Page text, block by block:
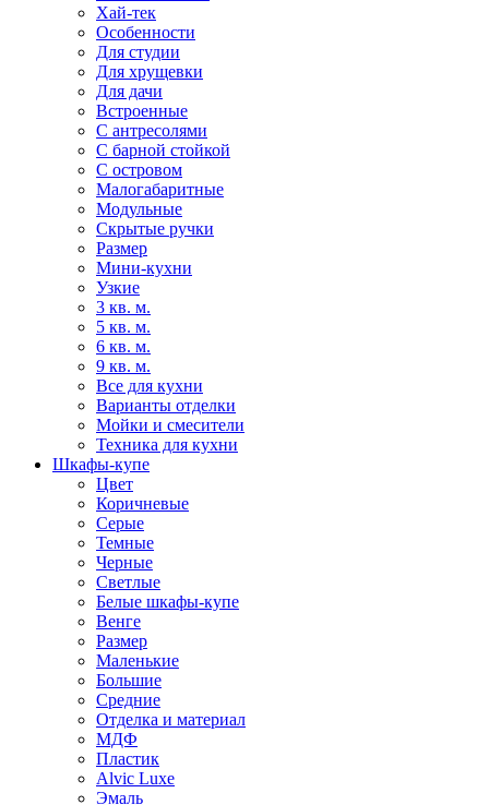
Хай-тек
Особенности
Для студии
Для хрущевки
Для дачи
Встроенные
С антресолями
С барной стойкой
С островом
Малогабаритные
Модульные
Скрытые ручки
Размер
Мини-кухни
Узкие
3 кв. м.
5 кв. м.
6 кв. м.
9 кв. м.
Все для кухни
Варианты отделки
Мойки и смесители
Техника для кухни
Шкафы-купе
Цвет
Коричневые
Серые
Темные
Черные
Светлые
Белые шкафы-купе
Венге
Размер
Маленькие
Большие
Средние
Отделка и материал
МДФ
Пластик
Alvic Luxe
Эмаль